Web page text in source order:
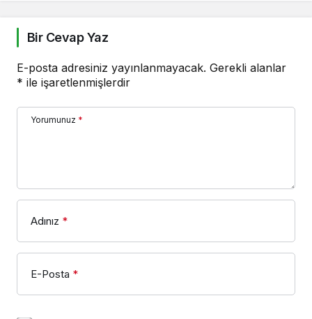
Bir Cevap Yaz
E-posta adresiniz yayınlanmayacak. Gerekli alanlar
* ile işaretlenmişlerdir
Yorumunuz *
Adınız *
E-Posta *